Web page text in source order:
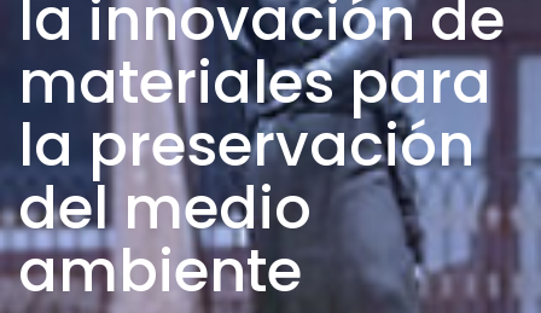
la innovación de
materiales para
la preservación
del medio
ambiente